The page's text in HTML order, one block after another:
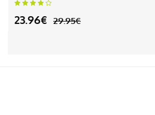
23.96€ 29.95€